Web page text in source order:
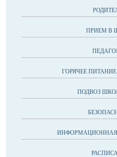
ПРИЕМ В
ГОРЯЧЕЕ
ПОДВОЗ
ИНФОРМАЦИОННАЯ